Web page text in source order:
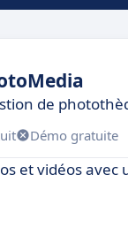
de
Démo gratuite
et vidéos